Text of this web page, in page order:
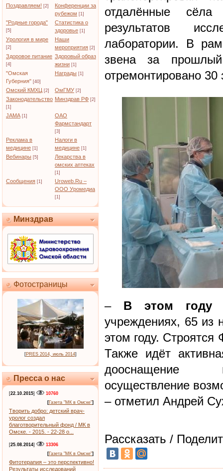
Поздравляем! [2]
Конференции за
рубежом [1]
"Родные города"
[5]
Статистика о
здоровье [1]
Урология в мире
[2]
Наши
мероприятия [2]
Здоровое питание
[4]
Здоровый образ
жизни [1]
"Омская
Губерния" [40]
Награды [1]
Омский КМХЦ [2] ОмГМУ [2]
Законодательство
[1]
Минздрав РФ [2]
JAMA [1]
ОАО
Фармстандарт
[3]
Реклама в
медицине [1]
Налоги в
медицине [1]
Вебинары [5]
Лекарства в
омских аптеках
[1]
Сообщения [1]
Uroweb.Ru –
ООО Уромедиа
[1]
Минздрав
Фотостраницы
[PRES 2014, июль 2014]
Пресса о нас
[22.10.2015]
10760
[Газета "МК в Омске"]
Творить добро: детский врач-
уролог создал
благотворительный фонд / МК в
Омске. - 2015. - 22-28 о...
[25.08.2014]
13306
[Газета "МК в Омске"]
Фитотерапия – это перспективно!
Результаты исследований
отдалённые
результатов
лаборатории. В
звена за
отремонтировано
– В этом году
учреждениях, 65 из
этом году.
Также идёт
дооснащение
осуществление
– отметил Андрей
Рассказать /